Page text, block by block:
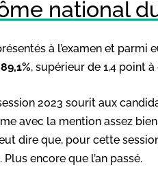
national
à l’examen et parmi
, supérieur de 1,4 point à
2023 sourit aux
avec la mention assez
dire que, pour cette
encore que l’an passé.